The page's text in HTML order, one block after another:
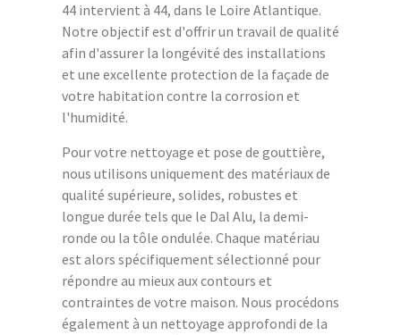
44 intervient à 44, dans le Loire Atlantique.
Notre objectif est d'offrir un travail de qualité
afin d'assurer la longévité des installations
et une excellente protection de la façade de
votre habitation contre la corrosion et
l'humidité.
Pour votre nettoyage et pose de gouttière,
nous utilisons uniquement des matériaux de
qualité supérieure, solides, robustes et
longue durée tels que le Dal Alu, la demi-
ronde ou la tôle ondulée. Chaque matériau
est alors spécifiquement sélectionné pour
répondre au mieux aux contours et
contraintes de votre maison. Nous procédons
également à un nettoyage approfondi de la